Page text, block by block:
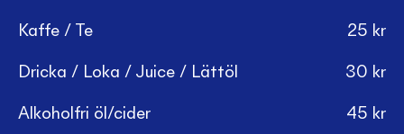
Kaffe / Te 25 kr
Dricka / Loka / Juice / Lättöl 30 kr
Alkoholfri öl/cider 45 kr